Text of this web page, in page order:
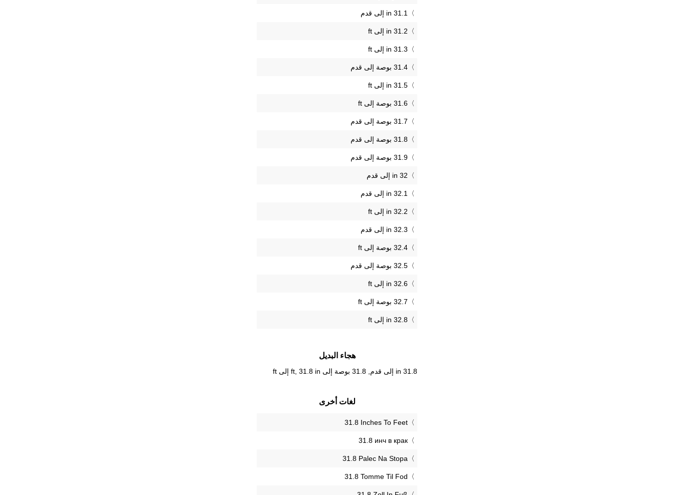
31.1 in إلى قدم
31.2 in إلى ft
31.3 in إلى ft
31.4 بوصة إلى قدم
31.5 in إلى ft
31.6 بوصة إلى ft
31.7 بوصة إلى قدم
31.8 بوصة إلى قدم
31.9 بوصة إلى قدم
32 in إلى قدم
32.1 in إلى قدم
32.2 in إلى ft
32.3 in إلى قدم
32.4 بوصة إلى ft
32.5 بوصة إلى قدم
32.6 in إلى ft
32.7 بوصة إلى ft
32.8 in إلى ft
هجاء البديل
31.8 in إلى قدم, 31.8 بوصة إلى ft, 31.8 in إلى ft
لغات أخرى
‎31.8 Inches To Feet
‎31.8 инч в крак
‎31.8 Palec Na Stopa
‎31.8 Tomme Til Fod